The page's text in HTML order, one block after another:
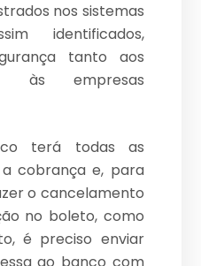
nos sistemas
identificados,
tanto aos
às empresas
terá todas as
cobrança e, para
o cancelamento
no boleto, como
é preciso enviar